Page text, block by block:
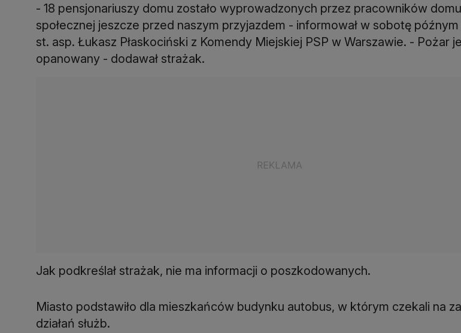
- 18 pensjonariuszy domu zostało wyprowadzonych przez pracowników
społecznej jeszcze przed naszym przyjazdem - informował w sobotę
st. asp. Łukasz Płaskociński z Komendy Miejskiej PSP w Warszawie. - Pożar
opanowany - dodawał strażak.
Jak podkreślał strażak, nie ma informacji o poszkodowanych.
Miasto podstawiło dla mieszkańców budynku autobus, w którym czekali na
działań służb.